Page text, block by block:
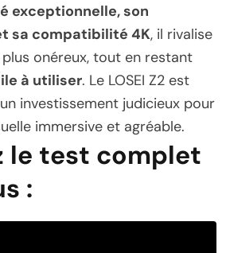
exceptionnelle, son
sa compatibilité 4K, il rivalise
onéreux, tout en restant
à utiliser. Le LOSEI Z2 est
investissement judicieux pour
immersive et agréable.
le test complet
: